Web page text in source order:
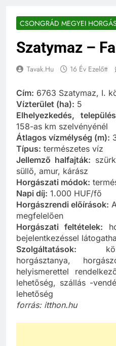
CSONGRÁD MEGYEI
Szatymaz –
Tavak.hu 16 Év Ezelőtt
Cím: 6763 Szatymaz, I.
Vízterület (ha): 5
Elhelyezkedés,
158-as km szelvényénél
Átlagos vízmélység (m):
Típus: természetes víz
Jellemző halfajták:
süllő, amur, kárász
Horgászati módok:
Napi díj: 1.000 HUF/fő
Horgászrendi előírások:
megfelelően
Horgászati feltételek:
bejelentkezéssel
Szolgáltatások:
horgásztanya,
helyismerettel
lehetőség, szállás -
lehetőség
forrás: itthon.hu